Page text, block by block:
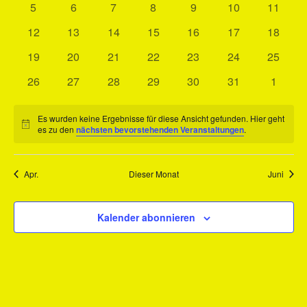
Veranstaltungen
0
5
0
6
0
7
0
8
0
9
0
10
0
11
0
12
0
13
0
14
0
15
0
16
0
17
0
18
0
19
0
20
0
21
0
22
0
23
0
24
0
25
0
26
0
27
0
28
0
29
0
30
0
31
0
1
Hinweis
Es wurden keine Ergebnisse für diese Ansicht gefunden. Hier geht
es zu dennächsten bevorstehenden Veranstaltungen.
Apr. Dieser Monat Juni
Kalender abonnieren